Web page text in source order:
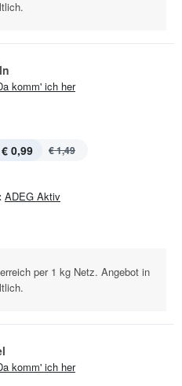
komm' ich her
€ 0,99 € 1,49
ADEG Aktiv
per 1 kg Netz. Angebot in
komm' ich her